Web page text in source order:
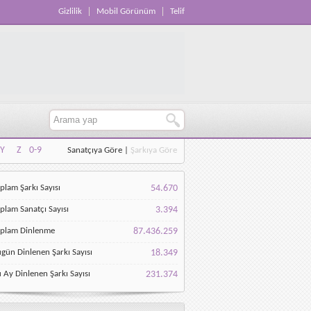
Gizlilik Mobil Görünüm Telif
Y Z
0-9
Y Z 0-9
Sanatçıya Göre Şarkıya Göre
Şarkı Sayısı 54.670
Sanatçı Sayısı 3.394
Dinlenme 87.436.259
Dinlenen Şarkı Sayısı 18.349
Ay Dinlenen Şarkı Sayısı 231.374